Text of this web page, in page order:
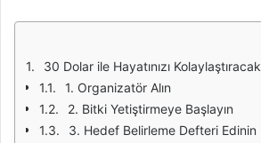
30 Dolar ile Hayatınızı
1. Organizatör Alın
2. Bitki Yetiştirmeye Başlayın
3. Hedef Belirleme Defteri Edinin